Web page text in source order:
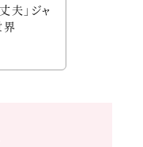
夫」ジャ
界